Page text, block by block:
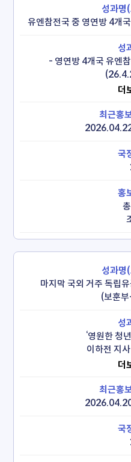
유엔참전국 중 영연방 4개
- 영연방 4개국 유엔
- 임진강 전투 기념식
더
마지막 국외 거주 독립
(보훈
‘영원한 청
이하전 지
인천공항 영접(26.4.21.), 더